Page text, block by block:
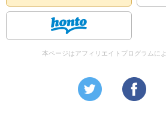
本ページはアフィリエイトプログラムに